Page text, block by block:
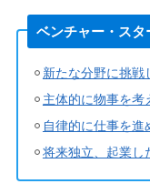
ベンチャー・ス
新たな分野に挑戦
主体的に物事を考
自律的に仕事を進
将来独立、起業し